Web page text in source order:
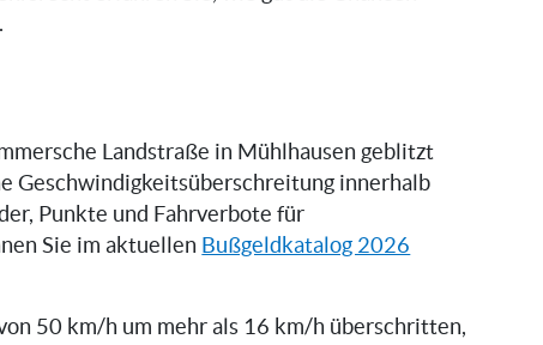
Landstraße in Mühlhausen geblitzt
Geschwindigkeitsüberschreitung innerhalb
Punkte und Fahrverbote für
Sie im aktuellen Bußgeldkatalog 2026
50 km/h um mehr als 16 km/h überschritten,